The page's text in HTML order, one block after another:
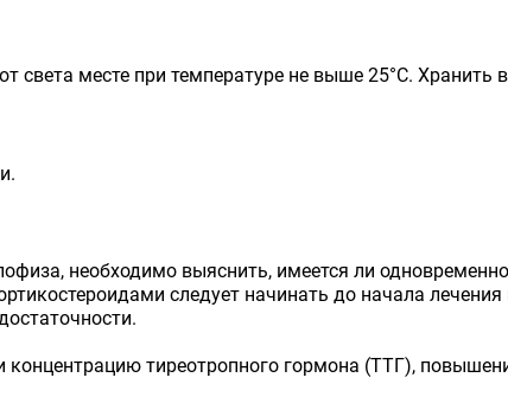
света месте при температуре не выше 25°C. Хранить
необходимо выяснить, имеется ли
следует начинать до начала
тиреотропного гормона (ТТГ),